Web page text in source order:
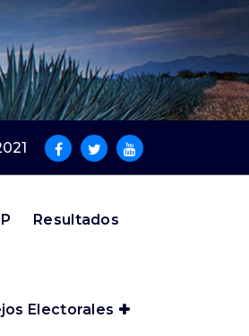
Resultados
Electorales